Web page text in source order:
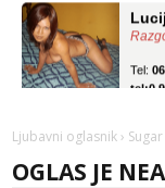
Ela
Ljubavni oglasnik ›
OGLAS JE